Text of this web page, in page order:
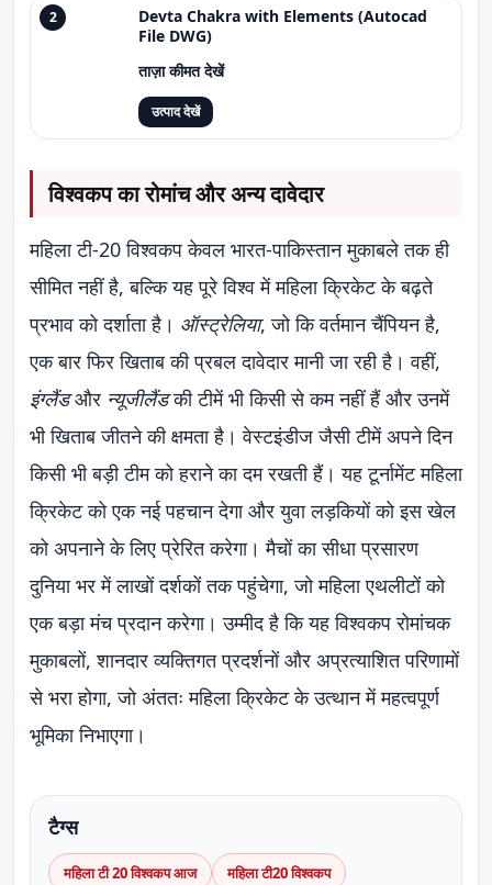
2
Devta Chakra with Elements (Autocad
File DWG)
ताज़ा कीमत देखें
उत्पाद देखें
विश्वकप का रोमांच और अन्य दावेदार
महिला टी-20 विश्वकप केवल भारत-पाकिस्तान मुकाबले तक ही
सीमित नहीं है, बल्कि यह पूरे विश्व में महिला क्रिकेट के बढ़ते
प्रभाव को दर्शाता है। ऑस्ट्रेलिया, जो कि वर्तमान चैंपियन है,
एक बार फिर खिताब की प्रबल दावेदार मानी जा रही है। वहीं,
इंग्लैंडऔर न्यूजीलैंडकी टीमें भी किसी से कम नहीं हैं और उनमें
भी खिताब जीतने की क्षमता है। वेस्टइंडीज जैसी टीमें अपने दिन
किसी भी बड़ी टीम को हराने का दम रखती हैं। यह टूर्नामेंट महिला
क्रिकेट को एक नई पहचान देगा और युवा लड़कियों को इस खेल
को अपनाने के लिए प्रेरित करेगा। मैचों का सीधा प्रसारण
दुनिया भर में लाखों दर्शकों तक पहुंचेगा, जो महिला एथलीटों को
एक बड़ा मंच प्रदान करेगा। उम्मीद है कि यह विश्वकप रोमांचक
मुकाबलों, शानदार व्यक्तिगत प्रदर्शनों और अप्रत्याशित परिणामों
से भरा होगा, जो अंततः महिला क्रिकेट के उत्थान में महत्वपूर्ण
भूमिका निभाएगा।
टैग्स
महिला टी 20 विश्वकप आज
महिला टी20 विश्वकप